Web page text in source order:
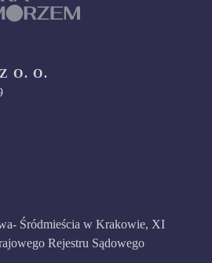
O. O.
Śródmieścia w Krakowie, XI
Rejestru Sądowego